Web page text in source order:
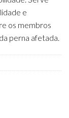
e
os membros
perna afetada.